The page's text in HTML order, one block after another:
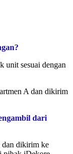
unit sesuai dengan
A dan dikirim
dari
dan dikirim ke